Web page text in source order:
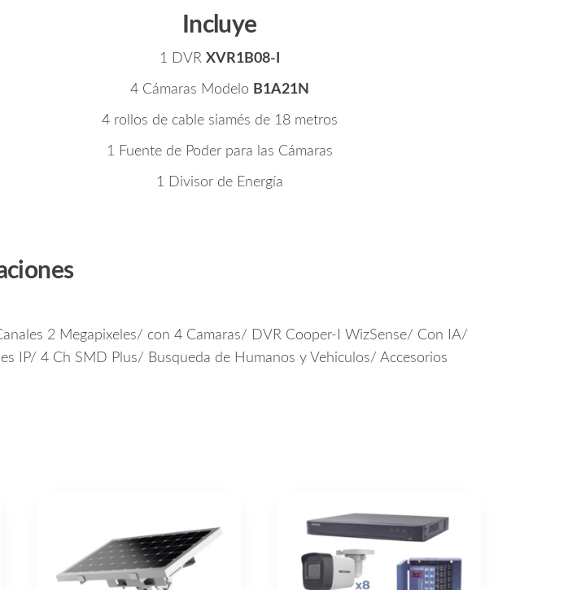
Incluye
1 DVR XVR1B08-I
4 Cámaras Modelo B1A21N
4 rollos de cable siamés de 18 metros
1 Fuente de Poder para las Cámaras
1 Divisor de Energía
2 Megapixeles/ con 4 Camaras/ DVR Cooper-I WizSense/ Con IA/
IP/ 4 Ch SMD Plus/ Busqueda de Humanos y Vehiculos/ Accesorios